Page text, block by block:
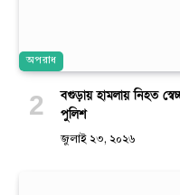
অপরাধ
বগুড়ায় হামলায় নিহত
পুলিশ
জুলাই ২৩, ২০২৬